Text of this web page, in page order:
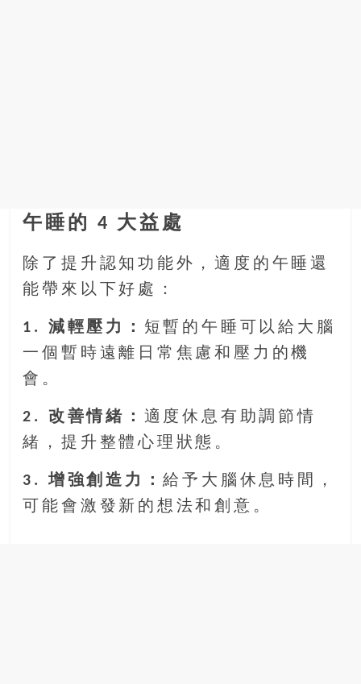
午睡的 4 大益處
除了提升認知功能外，適度的午睡還
能帶來以下好處：
1. 減輕壓力： 短暫的午睡可以給大腦
一個暫時遠離日常焦慮和壓力的機
會。
2. 改善情緒： 適度休息有助調節情
緒，提升整體心理狀態。
3. 增強創造力：給予大腦休息時間，
可能會激發新的想法和創意。